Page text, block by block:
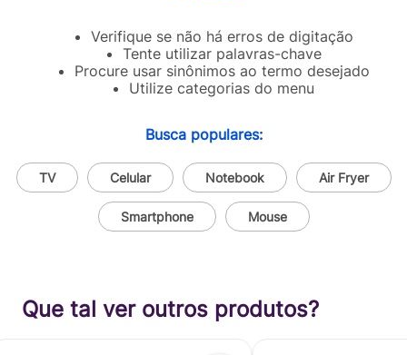
Verifique se não há erros de digitação
Tente utilizar palavras-chave
Procure usar sinônimos ao termo desejado
Utilize categorias do menu
Busca populares:
TV Celular Notebook Air Fryer
Smartphone Mouse
Que tal ver outros produtos?